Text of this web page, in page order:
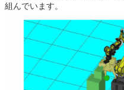
組んでいます。